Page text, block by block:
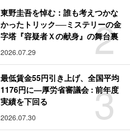
2
東野圭吾を悼む：誰も考えつかな
かったトリック──ミステリーの金
字塔『容疑者Ｘの献身』の舞台裏
2026.07.29
3
最低賃金55円引き上げ、全国平均
1176円に―厚労省審議会 : 前年度
実績を下回る
2026.07.30